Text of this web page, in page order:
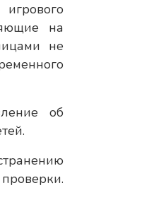
на
не
об